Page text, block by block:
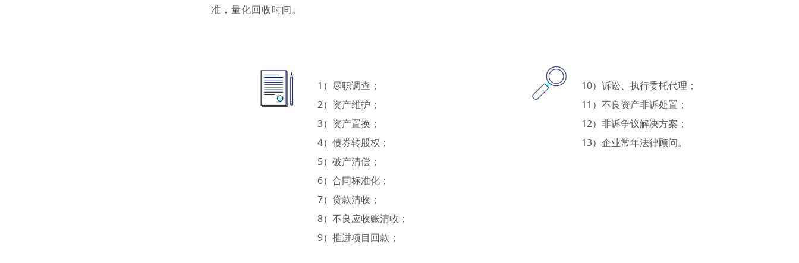
1）尽职调查；
2）资产维护；
3）资产置换；
4）债券转股权；
5）破产清偿；
6）合同标准化；
7）贷款清收；
8）不良应收账清收；
9）推进项目回款；
10）诉讼、执行委托代理；
11）不良资产非诉处置；
12）非诉争议解决方案；
13）企业常年法律顾问。
准，量化回收时间。